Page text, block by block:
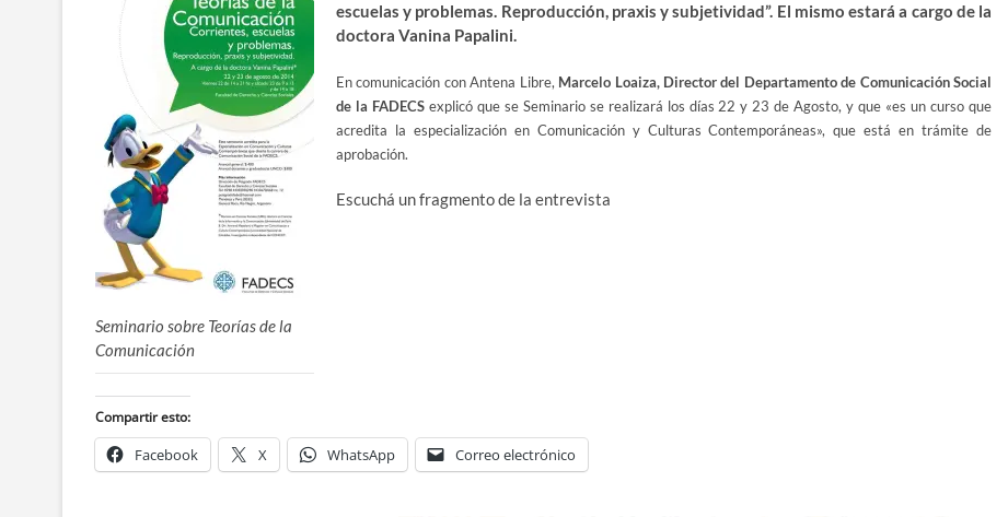
Seminario sobre Teorías de la
Comunicación
escuelas y problemas. Reproducción, praxis y subjetividad”. El mismo estará a cargo de la
doctora Vanina Papalini.
En comunicación con Antena Libre, Marcelo Loaiza, Director del Departamento de Comunicación Social
de la FADECSexplicó que se Seminario se realizará los días 22 y 23 de Agosto, y que «es un curso que
acredita la especialización en Comunicación y Culturas Contemporáneas», que está en trámite de
aprobación.
Escuchá un fragmento de la entrevista
Compartir esto:
Facebook X WhatsApp Correo electrónico